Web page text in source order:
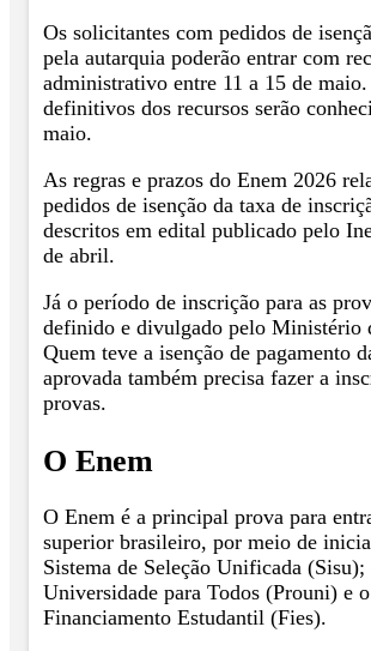
Os solicitantes com pedidos de
pela autarquia poderão entrar com
administrativo entre 11 a 15 de
definitivos dos recursos serão
maio.
As regras e prazos do Enem 2026
pedidos de isenção da taxa de
descritos em edital publicado pelo
de abril.
Já o período de inscrição para as
definido e divulgado pelo Ministério
Quem teve a isenção de pagamento
aprovada também precisa fazer a
provas.
O Enem
O Enem é a principal prova para
superior brasileiro, por meio de
Sistema de Seleção Unificada (Sisu);
Universidade para Todos (Prouni) e
Financiamento Estudantil (Fies).